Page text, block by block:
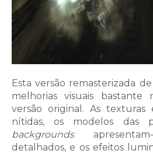
Esta versão remasterizada de
melhorias visuais bastante
versão original. As texturas
nítidas, os modelos das
backgrounds
detalhados, e os efeitos